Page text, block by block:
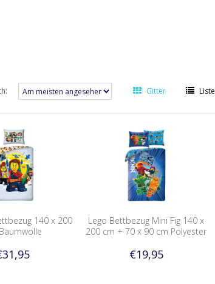
Gitter Liste
140 x 200
Lego Bettbezug Mini Fig 140 x
200 cm + 70 x 90 cm Polyester
€19,95